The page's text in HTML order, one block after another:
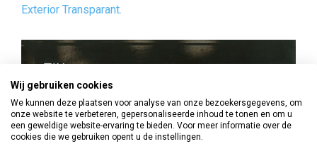
Exterior Transparant.
Wij gebruiken cookies
We kunnen deze plaatsen voor analyse van onze bezoekersgegevens, om
onze website te verbeteren, gepersonaliseerde inhoud te tonen en om u
een geweldige website-ervaring te bieden. Voor meer informatie over de
cookies die we gebruiken opent u de instellingen.